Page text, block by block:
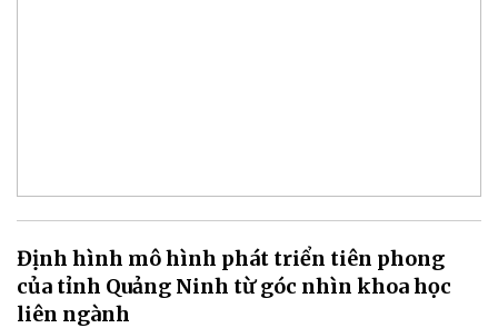
Định hình mô hình phát triển tiên phong
của tỉnh Quảng Ninh từ góc nhìn khoa học
liên ngành